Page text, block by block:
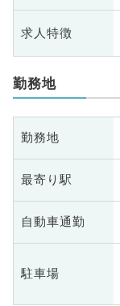
求人特徴
勤務地
勤務地
最寄り駅
自動車通勤
駐車場